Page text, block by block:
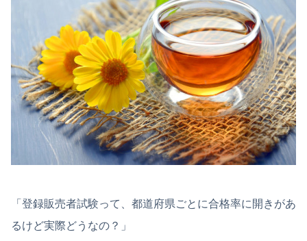
「登録販売者試験って、都道府県ごとに合格率に開きがあ
るけど実際どうなの？」